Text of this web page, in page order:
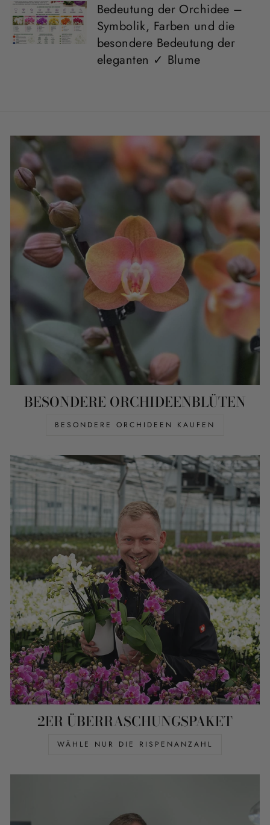
Bedeutung der Orchidee –
Symbolik, Farben und die
besondere Bedeutung der
eleganten ✓ Blume
BESONDERE ORCHIDEENBLÜTEN
BESONDERE ORCHIDEEN KAUFEN
2ER ÜBERRASCHUNGSPAKET
WÄHLE NUR DIE RISPENANZAHL